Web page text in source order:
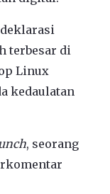
terbesar di
Linux
kedaulatan
, seorang